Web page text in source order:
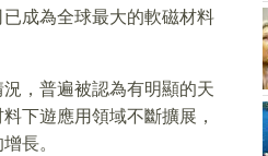
成為全球最大的軟磁材料
，普遍被認為有明顯的天
下遊應用領域不斷擴展，
長。